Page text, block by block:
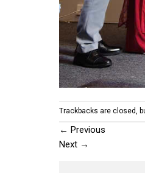
Trackbacks are closed,
← Previous
Next →